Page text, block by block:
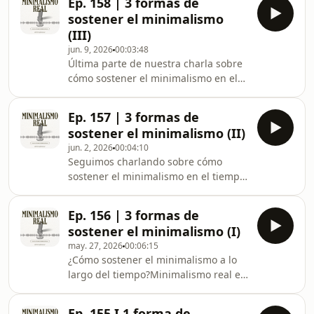
a través del correo: ⁠⁠⁠⁠⁠⁠⁠⁠⁠⁠⁠⁠hola@minimal
minimalismo en medio de la
incertidumbre de la economía
constantemente inestable de un país
latinoamericano. Podés ver la
transcripción
en ⁠⁠⁠⁠⁠⁠⁠⁠⁠⁠⁠⁠www.minimalismoreal.com.arAhora
también podemos intercambiar ideas
a través del
correo: ⁠⁠⁠⁠⁠⁠⁠⁠⁠⁠⁠⁠hola@minimalismoreal.com.ar⁠⁠⁠⁠⁠⁠⁠
sostener el minimalismo
(III)
jun. 9, 202600:03:48
Última parte de nuestra charla sobre
cómo sostener el minimalismo en el
minimalismo en medio de la
incertidumbre de la economía
constantemente inestable de un país
latinoamericano. Podés ver la
transcripción
en ⁠⁠⁠⁠⁠⁠⁠⁠⁠⁠⁠⁠www.minimalismoreal.com.arAhora
también podemos intercambiar ideas
a través del correo: ⁠⁠⁠⁠⁠⁠⁠⁠⁠⁠⁠⁠hola@mini
Ep. 157 | 3 formas de
sostener el minimalismo (II)
jun. 2, 202600:04:10
Seguimos charlando sobre cómo
sostener el minimalismo en el tiempo.
minimalismo en medio de la
incertidumbre de la economía
constantemente inestable de un país
latinoamericano. Podés ver la
transcripción
en ⁠⁠⁠⁠⁠⁠⁠⁠⁠⁠⁠⁠www.minimalismoreal.com.arAhora
también podemos intercambiar ideas
Ep. 156 | 3 formas de
sostener el minimalismo (I)
may. 27, 202600:06:15
¿Cómo sostener el minimalismo a lo
largo del tiempo?Minimalismo real es